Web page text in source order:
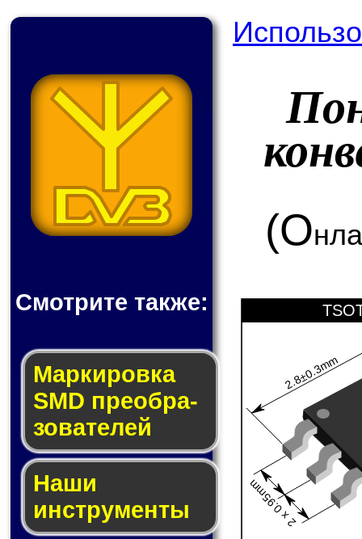
Смотрите также:
Мар­ки­ров­ка
SMD пре­об­ра­
зо­ва­те­лей
Наши
инструменты
(О
2.8±0.3mm
2 x 0.95mm